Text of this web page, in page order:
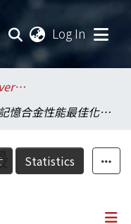
Log In
.National Taiwan University / 國立臺灣大學
形狀記憶合金性能最佳化之研究-總計畫
Statistics